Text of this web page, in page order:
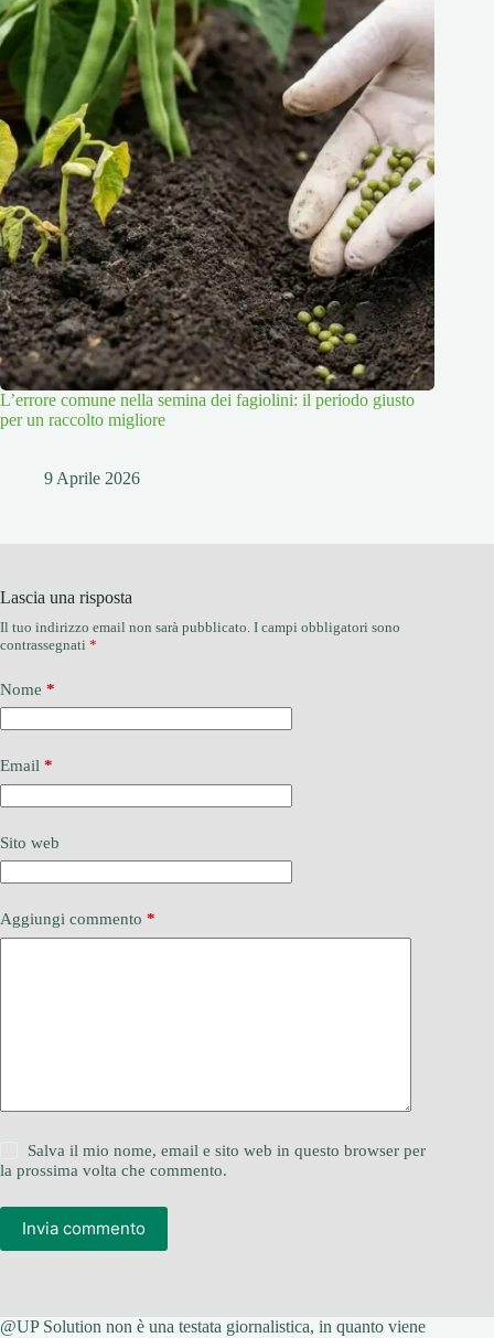
L’errore comune nella semina dei fagiolini: il periodo giusto
per un raccolto migliore
9 Aprile 2026
Lascia una risposta
Il tuo indirizzo email non sarà pubblicato. I campi obbligatori sono
contrassegnati *
Nome *
Email *
Sito web
Aggiungi commento *
Salva il mio nome, email e sito web in questo browser per
la prossima volta che commento.
Invia commento
@UP Solution non è una testata giornalistica, in quanto viene